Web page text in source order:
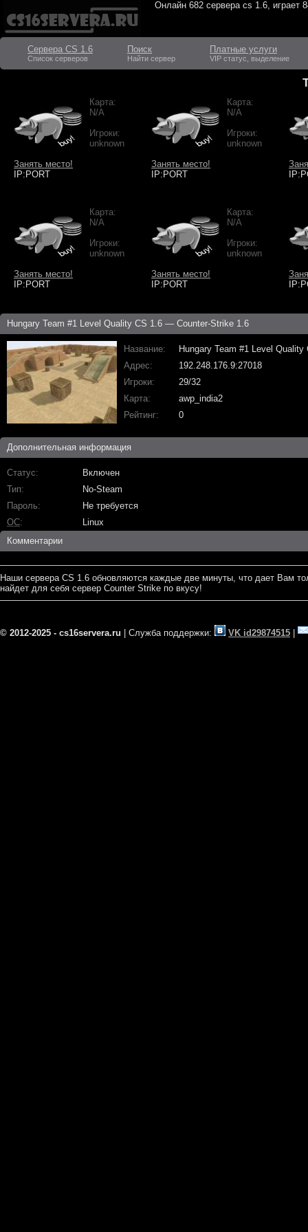
Онлайн 682 сервера cs 1.6, играет
Сервера CS 1.6
Список серверов
Поиск
Найти сервер
Платные услуги
VIP статус, выделение
Карта:
N/A
Игроки:
unknown
Занять место!
IP:PORT
Карта:
N/A
Игроки:
unknown
Занять место!
IP:PORT
Карта:
N/A
Игроки:
unknown
Занять место!
IP:PORT
Карта:
N/A
Игроки:
unknown
Занять место!
IP:PORT
Hungary Team #1 Level Quality CS 1.6 — Counter-Strike 1.6
Название
Hungary Team #1 Level Quality
Адрес
192.248.176.9:27018
Игроки
29/32
Карта
awp_india2
Рейтинг
0
Дополнительная информация
Статус
Включен
Тип
No-Steam
Пароль
Не требуется
ОС
Linux
Комментарии
Наши сервера CS 1.6 обновляются каждые две минуты, что дает Вам
найдет для себя сервер Counter Strike по вкусу!
© 2012-2025 - cs16servera.ru | Служба поддержки: VK id29874515